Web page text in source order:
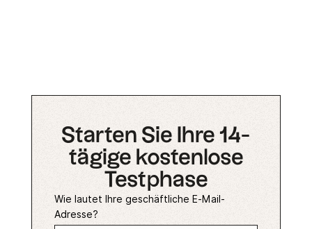
Starten Sie Ihre 14-
tägige kostenlose
Testphase
Wie lautet Ihre geschäftliche E-Mail-
Adresse?